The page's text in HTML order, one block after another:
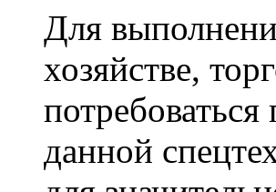
Для
хозяйстве,
данной